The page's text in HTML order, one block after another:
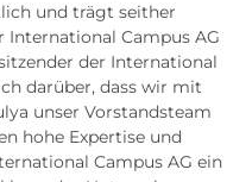
und trägt seit­her
Cam­pus AG
der Inter­na­tio­nal
dar­über, dass wir mit
unser Vor­stands­team
hohe Exper­ti­se und
Cam­pus AG ein